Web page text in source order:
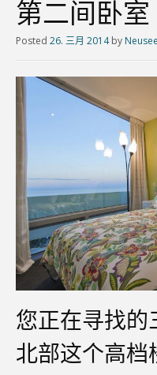
第二间卧室
Posted 26. 三月 2014 by
您正在寻找的
北部这个高档